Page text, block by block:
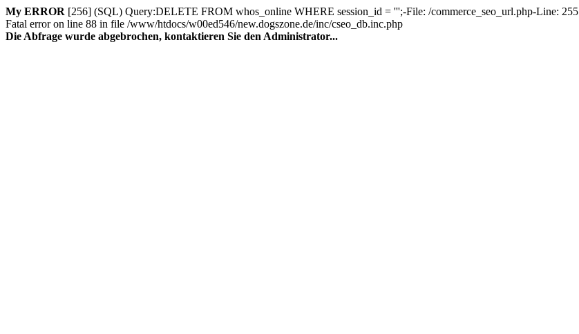
My ERROR [256] (SQL) Query:DELETE FROM whos_online WHERE session_id = ''';-File: /commerce_seo_url.php-Line: 255
Fatal error on line 88 in file /www/htdocs/w00ed546/new.dogszone.de/inc/cseo_db.inc.php
Die Abfrage wurde abgebrochen, kontaktieren Sie den Administrator...